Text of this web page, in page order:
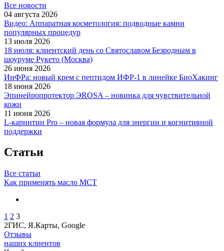
Все новости
04 августа 2026
Видео: Аппаратная косметология: подводные камни
популярных процедур
13 июля 2026
18 июля: клиентский день со Святославом Безродным в
шоуруме Рукето (Москва)
26 июня 2026
ИнФРа: новый крем с пептидом ИФР-1 в линейке БиоХакинг
18 июня 2026
Эпинейропротектор ЭROSA – новинка для чувствительной
кожи
11 июня 2026
L-карнитин Pro – новая формула для энергии и когнитивной
поддержки
Статьи
Все статьи
Как применять масло МСТ
1 2 3
2ГИС, Я.Карты, Google
Отзывы
наших клиентов